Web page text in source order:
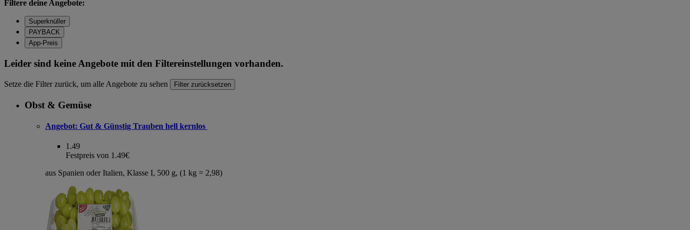
Filtere deine Angebote:
Superknüller
PAYBACK
App-Preis
Leider sind keine Angebote mit den Filtereinstellungen vorhanden.
Setze die Filter zurück, um alle Angebote zu sehen Filter zurücksetzen
Obst & Gemüse
Angebot: Gut & Günstig Trauben hell kernlos
1.49
Festpreis von 1.49€
aus Spanien oder Italien, Klasse I, 500 g, (1 kg = 2,98)